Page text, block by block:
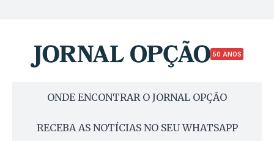
50 ANOS
ONDE ENCONTRAR O JORNAL OPÇÃO
RECEBA AS NOTÍCIAS NO SEU WHATSAPP